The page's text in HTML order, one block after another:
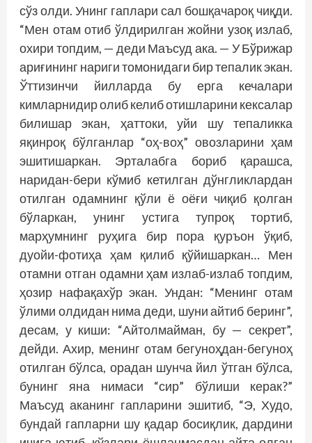
сўз олди. Унинг гаплари сал бошқачароқ чиқди.
“Мен отам отиб ўлдирилган жойни узоқ излаб,
охири топдим, — деди Маъсуд ака. — У Бўрижар
ариғининг нариги томонидаги бир тепалик экан.
Ўттизинчи йилларда бу ерга кечалари
кимларнидир олиб келиб отишларини кексалар
билишар экан, ҳаттоки, уйи шу тепаликка
яқинроқ бўлганлар “оҳ-воҳ” овозларини ҳам
эшитишаркан. Эрталабга бориб қарашса,
наридан-бери кўмиб кетилган дўнгликлардан
отилган одамнинг қўли ё оёғи чиқиб қолган
бўларкан, унинг устига тупроқ тортиб,
марҳумнинг руҳига бир пора қуръон ўқиб,
дуойи-фотиҳа ҳам қилиб қўйишаркан… Мен
отамни отган одамни ҳам излаб-излаб топдим,
ҳозир нафақахўр экан. Ундан: “Менинг отам
ўлими олдидан нима деди, шуни айтиб беринг”,
десам, у киши: “Айтолмайман, бу — секрет”,
дейди. Ахир, менинг отам бегуноҳдан-бегуноҳ
отилган бўлса, орадан шунча йил ўтган бўлса,
бунинг яна нимаси “сир” бўлиши керак?”
Маъсуд аканинг гапларини эшитиб, “Э, Худо,
бундай гапларни шу қадар босиқлик, дардини